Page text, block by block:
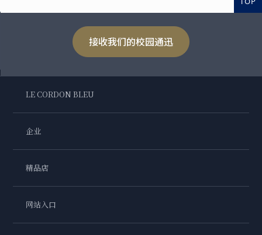
接收我们的校园通迅
LE CORDON BLEU
企业
精品店
网站入口